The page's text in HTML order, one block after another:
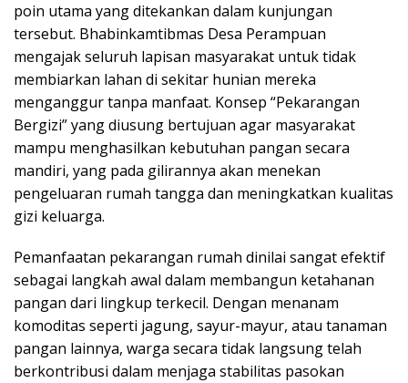
poin utama yang ditekankan dalam kunjungan
tersebut. Bhabinkamtibmas Desa Perampuan
mengajak seluruh lapisan masyarakat untuk tidak
membiarkan lahan di sekitar hunian mereka
menganggur tanpa manfaat. Konsep “Pekarangan
Bergizi” yang diusung bertujuan agar masyarakat
mampu menghasilkan kebutuhan pangan secara
mandiri, yang pada gilirannya akan menekan
pengeluaran rumah tangga dan meningkatkan kualitas
gizi keluarga.
Pemanfaatan pekarangan rumah dinilai sangat efektif
sebagai langkah awal dalam membangun ketahanan
pangan dari lingkup terkecil. Dengan menanam
komoditas seperti jagung, sayur-mayur, atau tanaman
pangan lainnya, warga secara tidak langsung telah
berkontribusi dalam menjaga stabilitas pasokan